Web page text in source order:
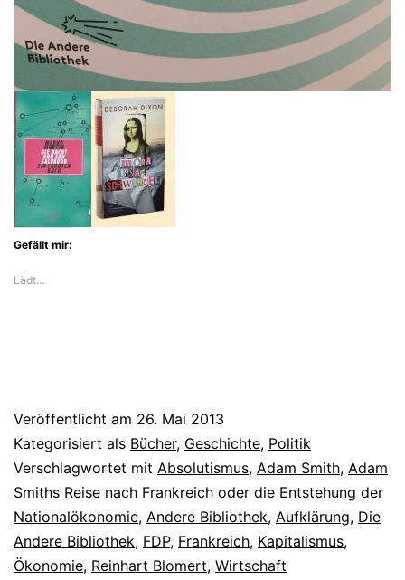
Gefällt mir:
Lädt…
Veröffentlicht am 26. Mai 2013
Kategorisiert als Bücher, Geschichte, Politik
Verschlagwortet mit Absolutismus, Adam Smith, Adam
Smiths Reise nach Frankreich oder die Entstehung der
Nationalökonomie, Andere Bibliothek, Aufklärung, Die
Andere Bibliothek, FDP, Frankreich, Kapitalismus,
Ökonomie, Reinhart Blomert, Wirtschaft